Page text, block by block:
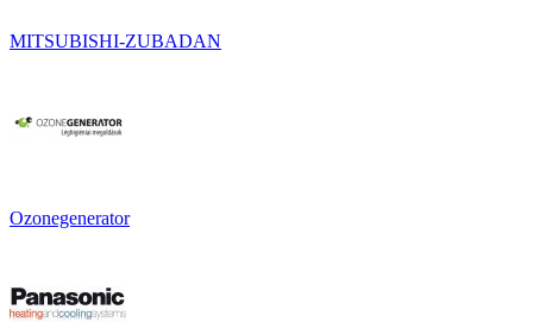
MITSUBISHI-ZUBADAN
Ozonegenerator